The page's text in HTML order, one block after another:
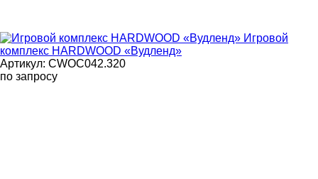
Игровой
комплекс HARDWOOD «Вудленд»
Артикул: CWOC042.320
по запросу